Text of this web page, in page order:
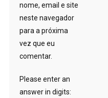
nome, email e site
neste navegador
para a próxima
vez que eu
comentar.
Please enter an
answer in digits: